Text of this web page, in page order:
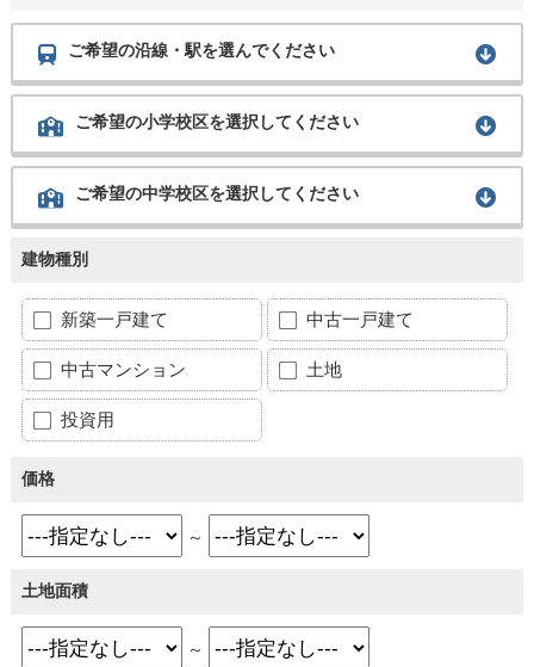
ご希望の沿線・駅を選んでください
ご希望の小学校区を選択してください
ご希望の中学校区を選択してください
建物種別
新築一戸建て 中古一戸建て
中古マンション 土地
投資用
価格
～
土地面積
～